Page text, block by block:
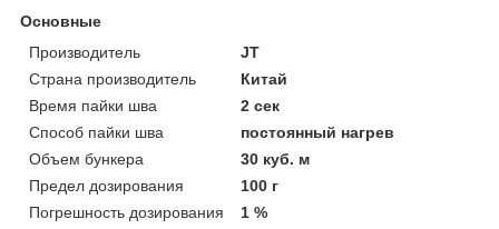
Основные
Производитель
JT
Страна производитель
Китай
Время пайки шва
2 сек
Способ пайки шва
постоянный нагрев
Объем бункера
30 куб. м
Предел дозирования
100 г
Погрешность дозирования
1 %